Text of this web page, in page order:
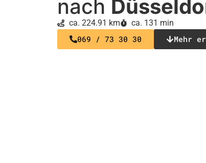
nach
ca. 224.91 km ca. 131 min
069 / 73 30 30 Mehr